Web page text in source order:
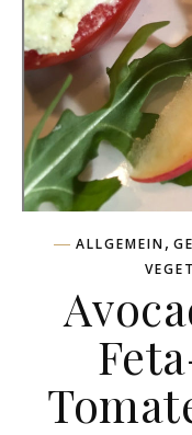
ALLGEMEIN,